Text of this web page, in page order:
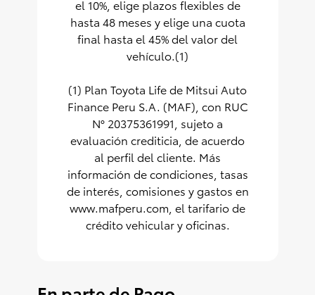
el 10%, elige plazos flexibles de
hasta 48 meses y elige una cuota
final hasta el 45% del valor del
vehículo.(1)
(1) Plan Toyota Life de Mitsui Auto
Finance Peru S.A. (MAF), con RUC
N° 20375361991, sujeto a
evaluación crediticia, de acuerdo
al perfil del cliente. Más
información de condiciones, tasas
de interés, comisiones y gastos en
www.mafperu.com , el tarifario de
crédito vehicular y oficinas.